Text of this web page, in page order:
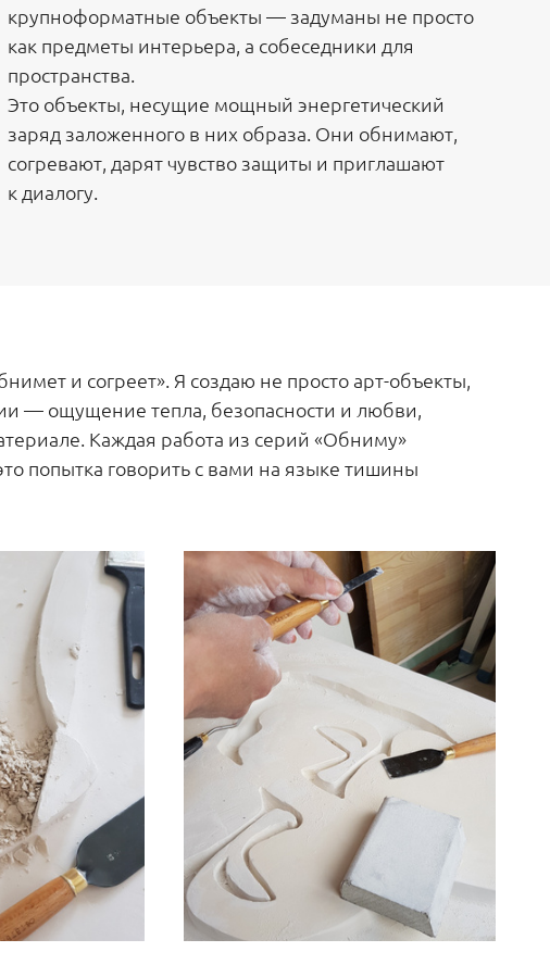
крупноформатные объекты — задуманы не просто
как предметы интерьера, а собеседники для
пространства.
Это объекты, несущие мощный энергетический
заряд заложенного в них образа. Они обнимают,
согревают, дарят чувство защиты и приглашают
к диалогу.
и согреет». Я создаю не просто арт-объекты,
— ощущение тепла, безопасности и любви,
Каждая работа из серий «Обниму»
попытка говорить с вами на языке тишины